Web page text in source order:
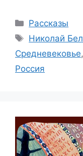
Рубрики
Рассказы
Метки
Николай
Средневековье,
Россия